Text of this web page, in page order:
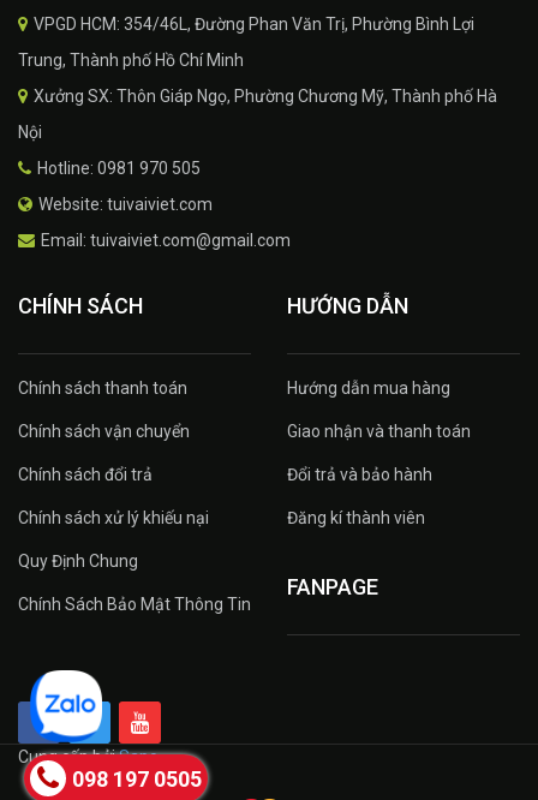
VPGD HCM: 354/46L, Đường Phan Văn Trị, Phường Bình Lợi
Trung, Thành phố Hồ Chí Minh
Xưởng SX: Thôn Giáp Ngọ, Phường Chương Mỹ, Thành phố Hà
Nội
Hotline: 0981 970 505
Website: tuivaiviet.com
Email: tuivaiviet.com@gmail.com
CHÍNH SÁCH
Chính sách thanh toán
Chính sách vận chuyển
Chính sách đổi trả
Chính sách xử lý khiếu nại
Quy Định Chung
Chính Sách Bảo Mật Thông Tin
HƯỚNG DẪN
Hướng dẫn mua hàng
Giao nhận và thanh toán
Đổi trả và bảo hành
Đăng kí thành viên
FANPAGE
Cung cấp bởiSapo
098 197 0505